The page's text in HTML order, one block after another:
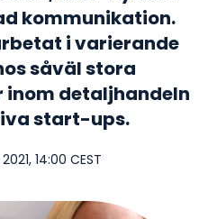
kommunikation.
i varierande
såväl stora
detaljhandeln
start-ups.
14:00 CEST